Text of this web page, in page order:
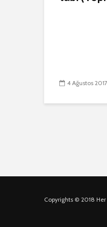
4 Ağustos 2017
Copyrights © 2018 Her